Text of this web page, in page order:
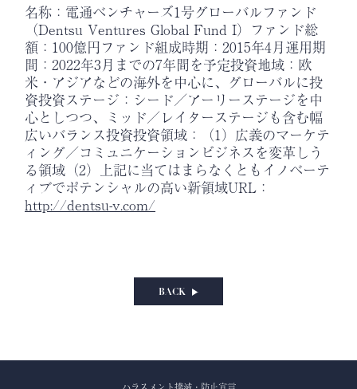
名称：電通ベンチャーズ1号グローバルファンド
（Dentsu Ventures Global Fund I）ファンド総
額：100億円ファンド組成時期：2015年4月運用期
間：2022年3月までの7年間を予定投資地域：欧
米・アジアなどの海外を中心に、グローバルに投
資投資ステージ：シード／アーリーステージを中
心としつつ、ミッド／レイターステージも含む幅
広いバランス投資投資領域：（1）広義のマーケテ
ィング／コミュニケーションビジネスを変革しう
る領域（2）上記に当てはまらなくともイノベーテ
ィブでポテンシャルの高い新領域URL：
http://dentsu-v.com/
BACK
ハラスメント撲滅・防止宣言